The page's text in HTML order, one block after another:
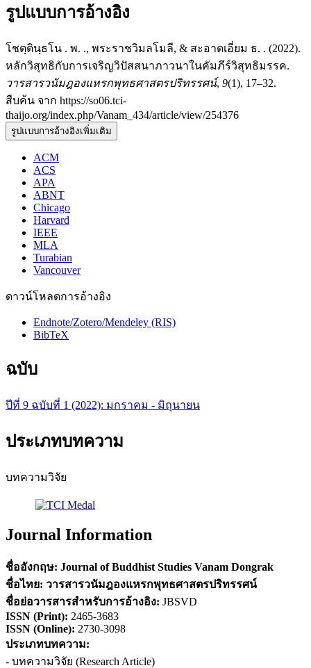
รูปแบบการอ้างอิง
โชตฺตินฺธโน . พ. ., พระราชวิมลโมลี, & สะอาดเอี่ยม ธ. . (2022).
หลักวิสุทธิกับการเจริญวิปัสสนาภาวนาในคัมภีร์วิสุทธิมรรค.
วารสารวนัมฎองแหรกพุทธศาสตรปริทรรศน์, 9(1), 17–32.
สืบค้น จาก https://so06.tci-
thaijo.org/index.php/Vanam_434/article/view/254376
รูปแบบการอ้างอิงเพิ่มเติม
ACM
ACS
APA
ABNT
Chicago
Harvard
IEEE
MLA
Turabian
Vancouver
ดาวน์โหลดการอ้างอิง
Endnote/Zotero/Mendeley (RIS)
BibTeX
ฉบับ
ปีที่ 9 ฉบับที่ 1 (2022): มกราคม - มิถุนายน
ประเภทบทความ
บทความวิจัย
Journal Information
ชื่ออังกฤษ: Journal of Buddhist Studies Vanam Dongrak
ชื่อไทย: วารสารวนัมฎองแหรกพุทธศาสตรปริทรรศน์
ชื่อย่อวารสารสำหรับการอ้างอิง: JBSVD
ISSN (Print): 2465-3683
ISSN (Online): 2730-3098
ประเภทบทความ:
- บทความวิจัย (Research Article)